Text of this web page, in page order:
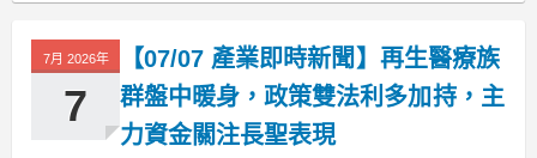
覽題材與生技月氛圍，資金持續轉向具
細胞治療與
7月 2026年
7
【07/07 產業即時新聞】再生醫療族
群盤中暖身，政策雙法利多加持，主
力資金關注長聖表現